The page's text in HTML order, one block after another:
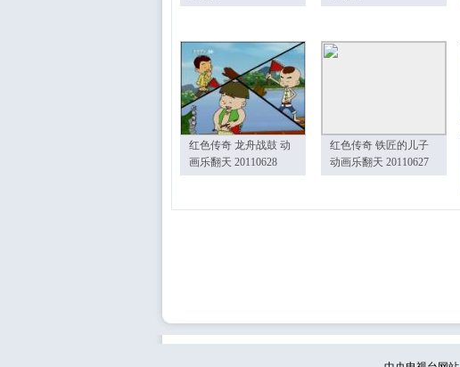
红色传奇 龙舟战鼓 动
画乐翻天 20110628
红色传奇 铁匠的儿子
动画乐翻天 20110627